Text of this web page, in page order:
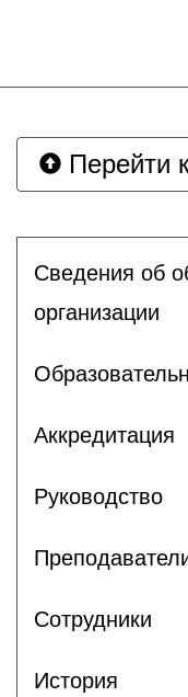
Перейти
Сведения об
организации
Аккредитация
Руководство
Сотрудники
История